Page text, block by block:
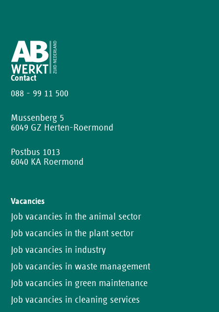
Contact
088 - 99 11 500
Mussenberg 5
6049 GZ Herten-Roermond
Postbus 1013
6040 KA Roermond
Vacancies
Job vacancies in the animal sector
Job vacancies in the plant sector
Job vacancies in industry
Job vacancies in waste management
Job vacancies in green maintenance
Job vacancies in cleaning services